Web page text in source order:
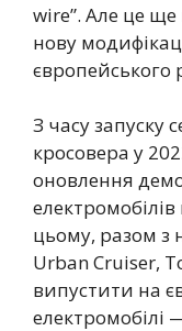
wire”. Але це ще
нову
європейського
З часу запуску
кросовера у
оновлення
цьому, разом з
Urban Cruiser,
випустити на
електромобілі